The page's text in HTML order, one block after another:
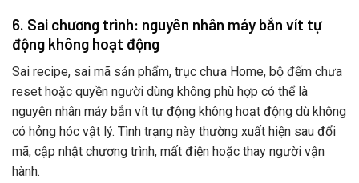
6. Sai chương trình: nguyên nhân máy bắn vít tự
động không hoạt động
Sai recipe, sai mã sản phẩm, trục chưa Home, bộ đếm chưa
reset hoặc quyền người dùng không phù hợp có thể là
nguyên nhân máy bắn vít tự động không hoạt động dù không
có hỏng hóc vật lý. Tình trạng này thường xuất hiện sau đổi
mã, cập nhật chương trình, mất điện hoặc thay người vận
hành.